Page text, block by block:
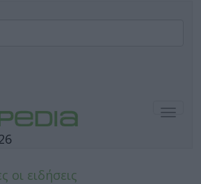
οι ειδήσεις